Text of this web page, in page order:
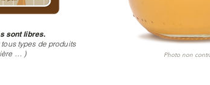
Photo non
sont libres.
types de produits
… )